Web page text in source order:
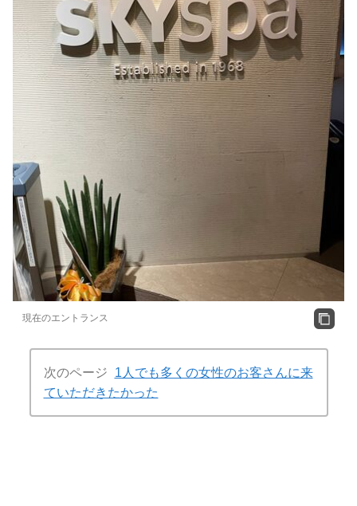
現在のエントランス
次のページ
1人でも多くの女性のお客さんに来
ていただきたかった